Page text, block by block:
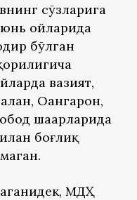
сўзларига
ойларида
бўлган
вазият,
Оҳангарон,
шаҳарларида
боғлиқ
МДҲ